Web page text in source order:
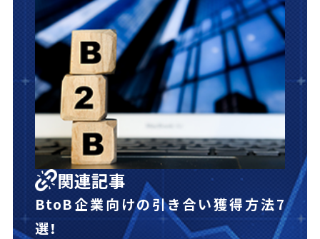
関連記事
BtoB企業向けの引き合い獲得方法7
選！